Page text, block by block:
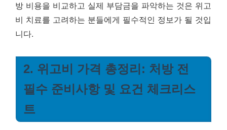
방 비용을 비교하고 실제 부담금을 파악하는 것은 위고
비 치료를 고려하는 분들에게 필수적인 정보가 될 것입
니다.
2. 위고비 가격 총정리: 처방 전
필수 준비사항 및 요건 체크리스
트